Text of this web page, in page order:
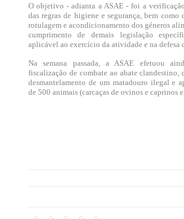
O objetivo - adianta a ASAE - foi a
das regras de higiene e segurança, bem como
rotulagem e acondicionamento dos géneros
cumprimento de demais legislação
aplicável ao exercício da atividade e na defesa
Na semana passada, a ASAE efetuou
fiscalização de combate ao abate clandestino,
desmantelamento de um matadouro ilegal e
de 500 animais (carcaças de ovinos e caprinos